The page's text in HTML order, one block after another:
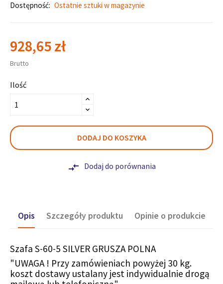
Dostępność: Ostatnie sztuki w magazynie
928,65 zł
Brutto
Ilość
DODAJ DO KOSZYKA
compare_arrows Dodaj do porównania
Opis Szczegóły produktu Opinie o produkcie
Szafa S-60-5 SILVER GRUSZA POLNA
"UWAGA ! Przy zamówieniach powyżej 30 kg.
koszt dostawy ustalany jest indywidualnie drogą